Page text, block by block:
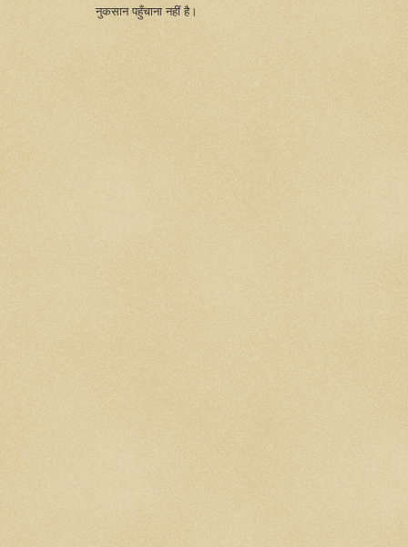
नुकसान पहुँचाना नहीं है।